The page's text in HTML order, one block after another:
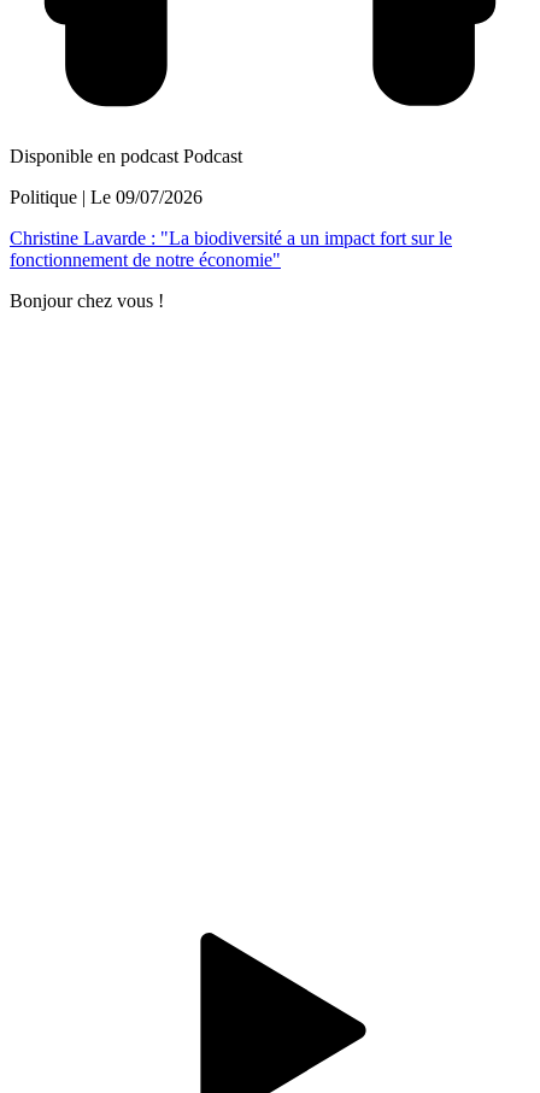
Disponible en podcast Podcast
Politique | Le 09/07/2026
Christine Lavarde : "La biodiversité a un impact fort sur le
fonctionnement de notre économie"
Bonjour chez vous !